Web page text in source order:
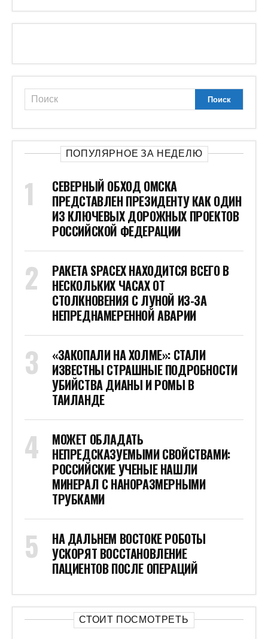
ПОПУЛЯРНОЕ ЗА НЕДЕЛЮ
СЕВЕРНЫЙ ОБХОД ОМСКА
ПРЕДСТАВЛЕН ПРЕЗИДЕНТУ КАК ОДИН
ИЗ КЛЮЧЕВЫХ ДОРОЖНЫХ ПРОЕКТОВ
РОССИЙСКОЙ ФЕДЕРАЦИИ
РАКЕТА SPACEX НАХОДИТСЯ ВСЕГО В
НЕСКОЛЬКИХ ЧАСАХ ОТ
СТОЛКНОВЕНИЯ С ЛУНОЙ ИЗ-ЗА
НЕПРЕДНАМЕРЕННОЙ АВАРИИ
«ЗАКОПАЛИ НА ХОЛМЕ»: СТАЛИ
ИЗВЕСТНЫ СТРАШНЫЕ ПОДРОБНОСТИ
УБИЙСТВА ДИАНЫ И РОМЫ В
ТАИЛАНДЕ
МОЖЕТ ОБЛАДАТЬ
НЕПРЕДСКАЗУЕМЫМИ СВОЙСТВАМИ:
РОССИЙСКИЕ УЧЕНЫЕ НАШЛИ
МИНЕРАЛ С НАНОРАЗМЕРНЫМИ
ТРУБКАМИ
НА ДАЛЬНЕМ ВОСТОКЕ РОБОТЫ
УСКОРЯТ ВОССТАНОВЛЕНИЕ
ПАЦИЕНТОВ ПОСЛЕ ОПЕРАЦИЙ
СТОИТ ПОСМОТРЕТЬ